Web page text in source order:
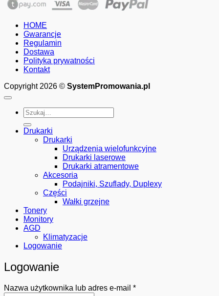
HOME
Gwarancje
Regulamin
Dostawa
Polityka prywatności
Kontakt
Copyright 2026 © SystemPromowania.pl
Szukaj:
Drukarki
Drukarki
Urządzenia wielofunkcyjne
Drukarki laserowe
Drukarki atramentowe
Akcesoria
Podajniki, Szuflady, Duplexy
Części
Wałki grzejne
Tonery
Monitory
AGD
Klimatyzacje
Logowanie
Logowanie
Nazwa użytkownika lub adres e-mail *Wymagane